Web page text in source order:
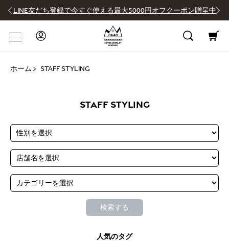
LINE友だち登録で今すぐ使える最大5000円オフクーポン贈呈中
ホーム STAFF STYLING
STAFF STYLING
人気のタグ